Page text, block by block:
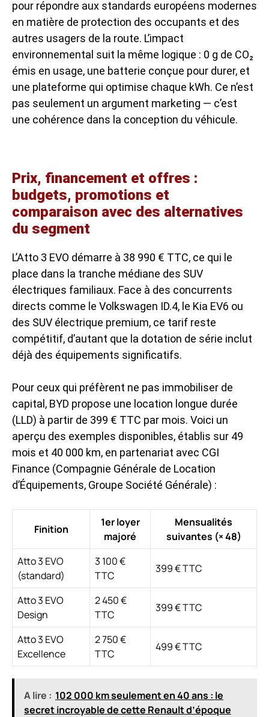
pour répondre aux standards européens modernes
en matière de protection des occupants et des
autres usagers de la route. L’impact
environnemental suit la même logique : 0 g de CO₂
émis en usage, une batterie conçue pour durer, et
une plateforme qui optimise chaque kWh. Ce n’est
pas seulement un argument marketing — c’est
une cohérence dans la conception du véhicule.
Prix, financement et offres :
budgets, promotions et
comparaison avec des alternatives
du segment
L’Atto 3 EVO démarre à 38 990 € TTC, ce qui le
place dans la tranche médiane des SUV
électriques familiaux. Face à des concurrents
directs comme le Volkswagen ID.4, le Kia EV6 ou
des SUV électrique premium, ce tarif reste
compétitif, d’autant que la dotation de série inclut
déjà des équipements significatifs.
Pour ceux qui préfèrent ne pas immobiliser de
capital, BYD propose une location longue durée
(LLD) à partir de 399 € TTC par mois. Voici un
aperçu des exemples disponibles, établis sur 49
mois et 40 000 km, en partenariat avec CGI
Finance (Compagnie Générale de Location
d’Équipements, Groupe Société Générale) :
Finition
1er loyer
majoré
Mensualités
suivantes (× 48)
Atto 3 EVO
(standard)
3 100 €
TTC
399 € TTC
Atto 3 EVO
Design
2 450 €
TTC
399 € TTC
Atto 3 EVO
Excellence
2 750 €
TTC
499 € TTC
A lire : 102 000 km seulement en 40 ans : le
secret incroyable de cette Renault d’époque